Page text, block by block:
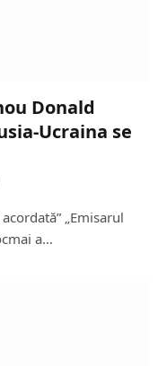
Donald
Ucraina se
„Emisarul
a…